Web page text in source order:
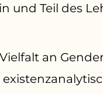
und Teil des
an